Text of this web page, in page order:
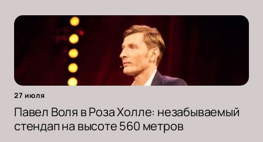
27 июля
Павел Воля в Роза Холле: незабываемый
стендап на высоте 560 метров